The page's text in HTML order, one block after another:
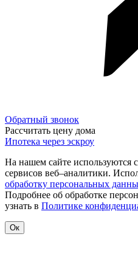
Обратный звонок
Рассчитать цену дома
Ипотека через эскроу
На нашем сайте используются
сервисов веб–аналитики.
обработку персональных
Подробнее об обработке
узнать в Политике
Ок